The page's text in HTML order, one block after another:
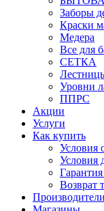
Заборы
Краски
Медера
Все для
СЕТКА
Уровни
ППРС
Акции
Услуги
Как купить
Условия
Условия
Возврат
Производители